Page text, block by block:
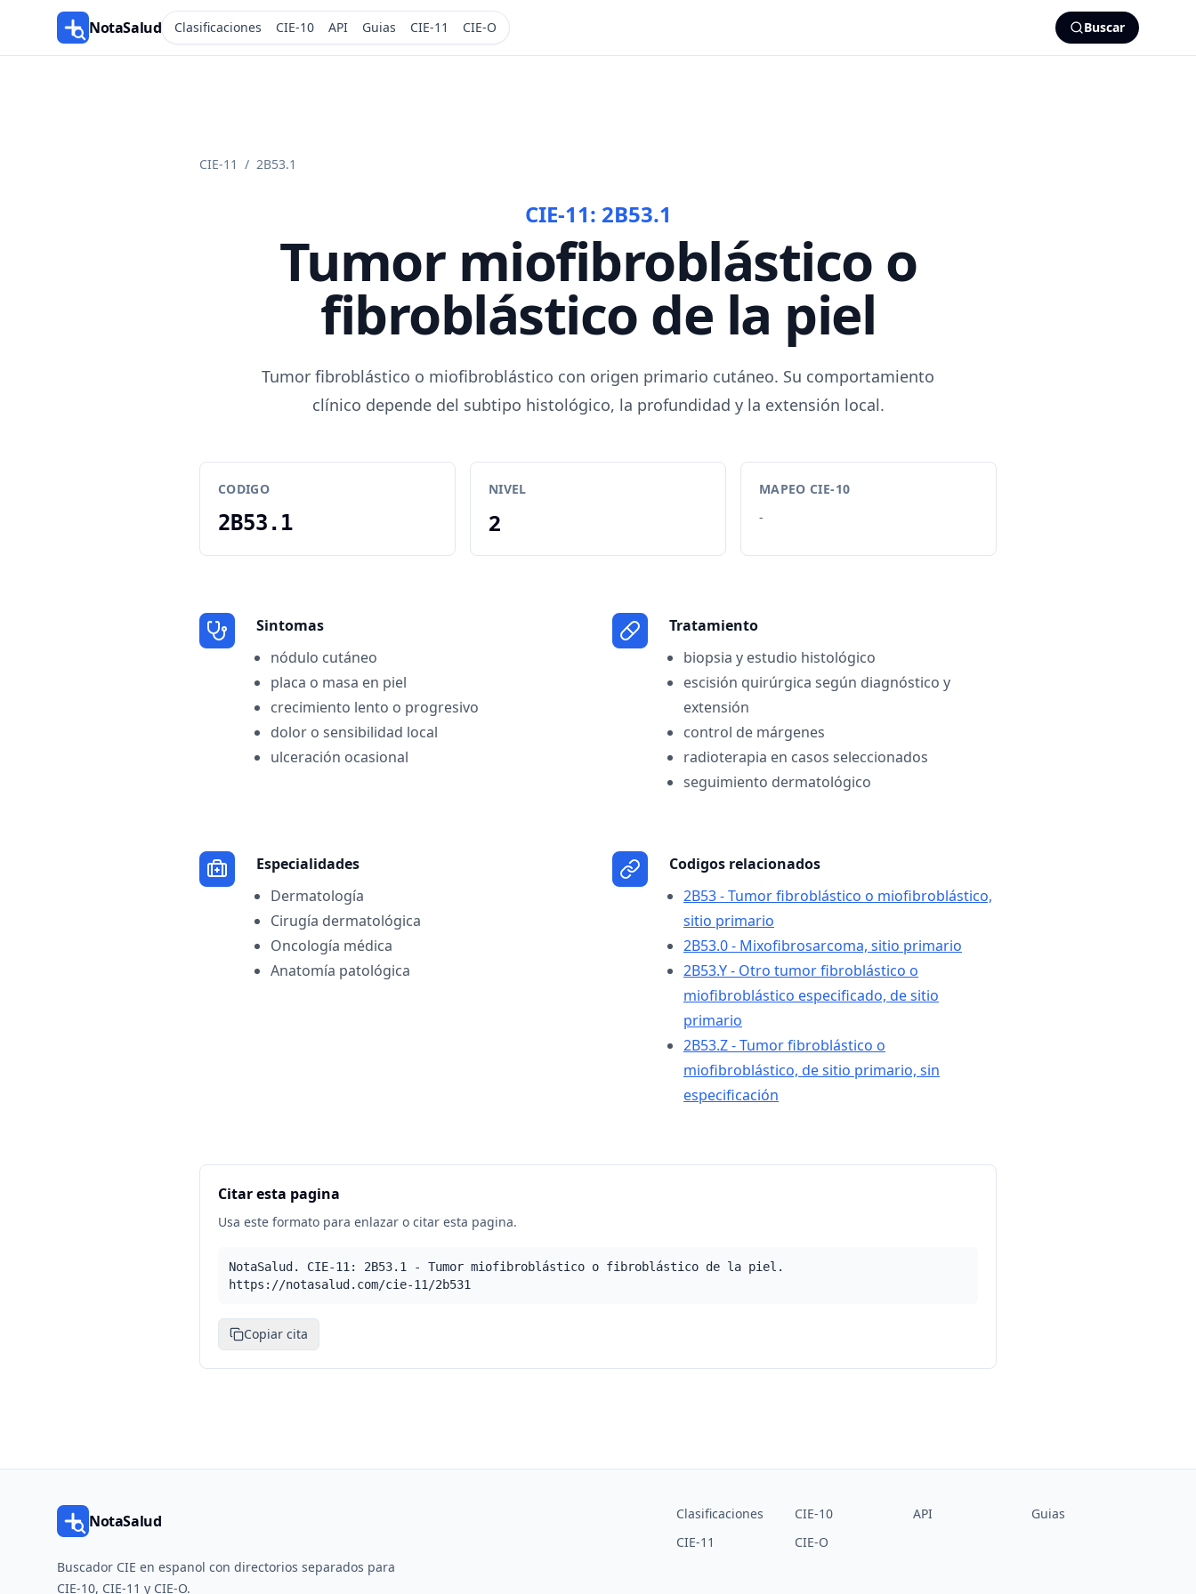
NotaSalud Clasificaciones CIE-10 API Guias CIE-11 CIE-O Buscar
CIE-11 / 2B53.1
CIE-11: 2B53.1
Tumor miofibroblástico o
fibroblástico de la piel
Tumor fibroblástico o miofibroblástico con origen primario cutáneo. Su comportamiento
clínico depende del subtipo histológico, la profundidad y la extensión local.
CODIGO
2B53.1
NIVEL
2
MAPEO CIE-10
-
Sintomas
nódulo cutáneo
placa o masa en piel
crecimiento lento o progresivo
dolor o sensibilidad local
ulceración ocasional
Tratamiento
biopsia y estudio histológico
escisión quirúrgica según diagnóstico y
extensión
control de márgenes
radioterapia en casos seleccionados
seguimiento dermatológico
Especialidades
Dermatología
Cirugía dermatológica
Oncología médica
Anatomía patológica
Codigos relacionados
2B53 - Tumor fibroblástico o miofibroblástico,
sitio primario
2B53.0 - Mixofibrosarcoma, sitio primario
2B53.Y - Otro tumor fibroblástico o
miofibroblástico especificado, de sitio
primario
2B53.Z - Tumor fibroblástico o
miofibroblástico, de sitio primario, sin
especificación
Citar esta pagina
Usa este formato para enlazar o citar esta pagina.
NotaSalud. CIE-11: 2B53.1 - Tumor miofibroblástico o fibroblástico de la piel.
https://notasalud.com/cie-11/2b531
Copiar cita
NotaSalud
Buscador CIE en espanol con directorios separados para
CIE-10, CIE-11 y CIE-O.
Clasificaciones CIE-10 API
Guias
CIE-11
CIE-O